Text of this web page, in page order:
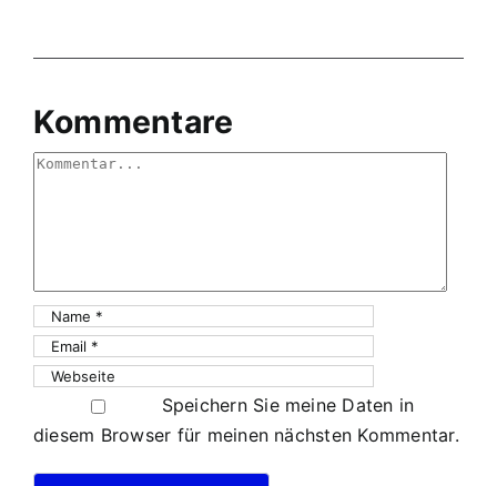
Kommentare
Comment
Speichern Sie meine Daten in
diesem Browser für meinen nächsten Kommentar.